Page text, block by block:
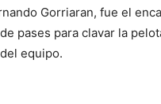
Gorriaran, fue el
pases para clavar la
equipo.